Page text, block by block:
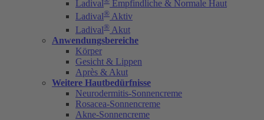
Ladival
Empfindliche & Normale Haut
Ladival® Aktiv
Ladival® Akut
Anwendungsbereiche
Körper
Gesicht & Lippen
Après & Akut
Weitere Hautbedürfnisse
Neurodermitis-Sonnencreme
Rosacea-Sonnencreme
Akne-Sonnencreme